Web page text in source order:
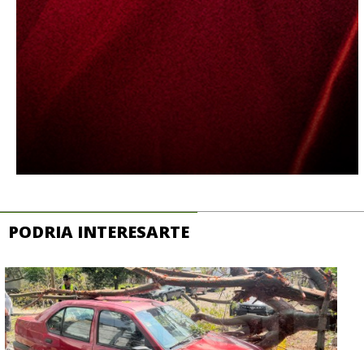
PODRIA INTERESARTE